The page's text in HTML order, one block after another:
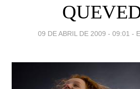
09 DE ABRIL DE 2009 - 09:01 -